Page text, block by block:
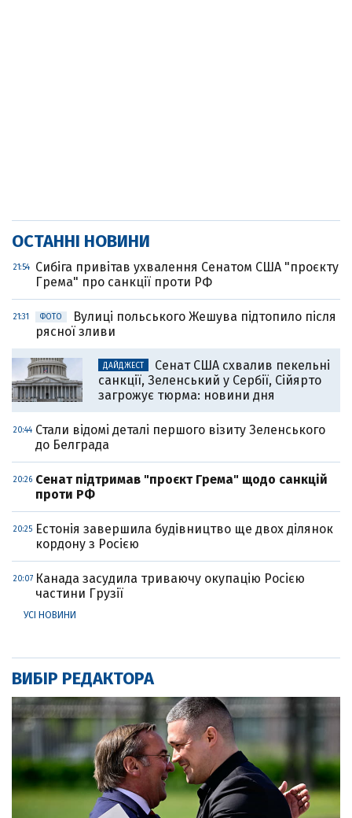
ОСТАННІ НОВИНИ
21:54
Cибіга привітав ухвалення Сенатом США "проєкту
Грема" про санкції проти РФ
21:31 ФОТО
Вулиці польського Жешува підтопило після
рясної зливи
ДАЙДЖЕСТ
Сенат США схвалив пекельні
санкції, Зеленський у Сербії, Сійярто
загрожує тюрма: новини дня
20:44 Стали відомі деталі першого візиту Зеленського
до Белграда
20:26 Cенат підтримав "проєкт Грема" щодо санкцій
проти РФ
20:25 Естонія завершила будівництво ще двох ділянок
кордону з Росією
20:07 Канада засудила триваючу окупацію Росією
частини Грузії
УСІ НОВИНИ
ВИБІР РЕДАКТОРА